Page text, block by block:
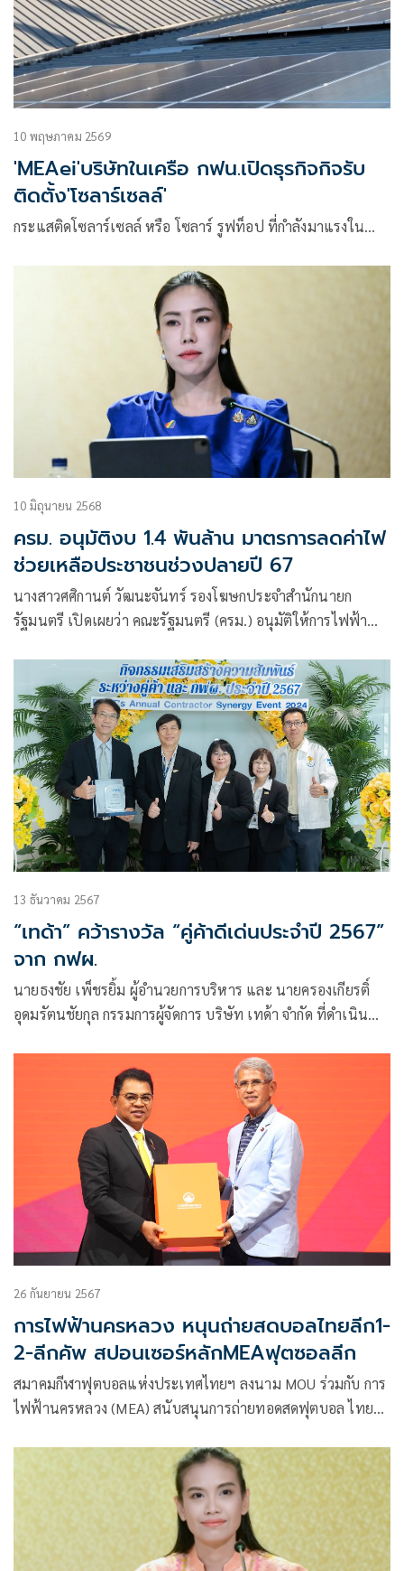
10 พฤษภาคม 2569
'MEAei'บริษัทในเครือ กฟน.เปิดธุรกิจกิจรับ
ติดตั้ง'โซลาร์เซลล์'
กระแสติดโซลาร์เซลล์ หรือ โซลาร์ รูฟท็อป ที่กำลังมาแรงใน…
10 มิถุนายน 2568
ครม. อนุมัติงบ 1.4 พันล้าน มาตรการลดค่าไฟ
ช่วยเหลือประชาชนช่วงปลายปี 67
นางสาวศศิกานต์ วัฒนะจันทร์ รองโฆษกประจำสำนักนายก
รัฐมนตรี เปิดเผยว่า คณะรัฐมนตรี (ครม.) อนุมัติให้การไฟฟ้า
ประมาณรายจ่ายประจำปีงบประมาณ พ.ศ. 2568 งบกลาง
13 ธันวาคม 2567
“เทด้า” คว้ารางวัล “คู่ค้าดีเด่นประจำปี 2567”
จาก กฟผ.
นายธงชัย เพ็ชรยิ้ม ผู้อำนวยการบริหาร และ นายครองเกียรติ์
อุดมรัตนชัยกุล กรรมการผู้จัดการ บริษัท เทด้า จำกัด ที่ดำเนิน
26 กันยายน 2567
การไฟฟ้านครหลวง หนุนถ่ายสดบอลไทยลีก1-
2-ลีกคัพ สปอนเซอร์หลักMEAฟุตซอลลีก
สมาคมกีฬาฟุตบอลแห่งประเทศไทยฯ ลงนาม MOU ร่วมกับ การ
ไฟฟ้านครหลวง (MEA) สนับสนุนการถ่ายทอดสดฟุตบอล ไทยลีก
หลัก MEA ฟุตซอลไทยลีก ฤดูกาล 2567